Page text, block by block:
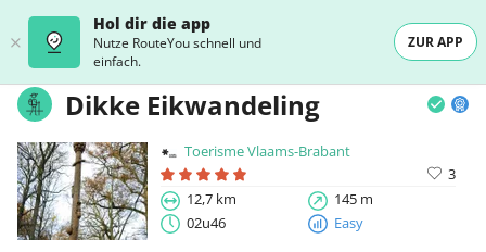
Hol dir die app
Nutze RouteYou schnell und
einfach.
ZUR APP
Dikke Eikwandeling
Toerisme Vlaams-Brabant
3
12,7 km
145 m
02u46
Easy